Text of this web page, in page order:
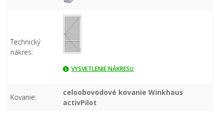
Technický
nákres:
VYSVETLENIE NÁKRESU
Kovanie:
celoobovodové kovanie Winkhaus
activPilot